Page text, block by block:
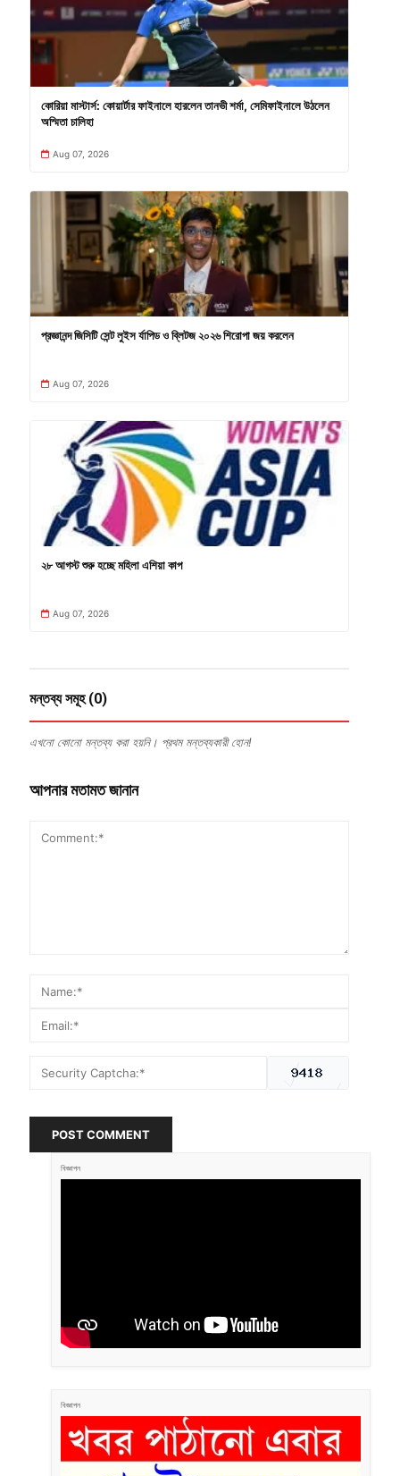
কোরিয়া মাস্টার্স: কোয়ার্টার ফাইনালে হারলেন তানভী শর্মা, সেমিফাইনালে উঠলেন
অস্মিতা চালিহা
Aug 07, 2026
প্রজ্ঞানন্দ জিসিটি সেন্ট লুইস র্যাপিড ও ব্লিটজ ২০২৬ শিরোপা জয় করলেন
Aug 07, 2026
২৮ আগস্ট শুরু হচ্ছে মহিলা এশিয়া কাপ
Aug 07, 2026
মন্তব্য সমূহ (0)
এখনো কোনো মন্তব্য করা হয়নি। প্রথম মন্তব্যকারী হোন!
আপনার মতামত জানান
POST COMMENT
বিজ্ঞাপন
বিজ্ঞাপন